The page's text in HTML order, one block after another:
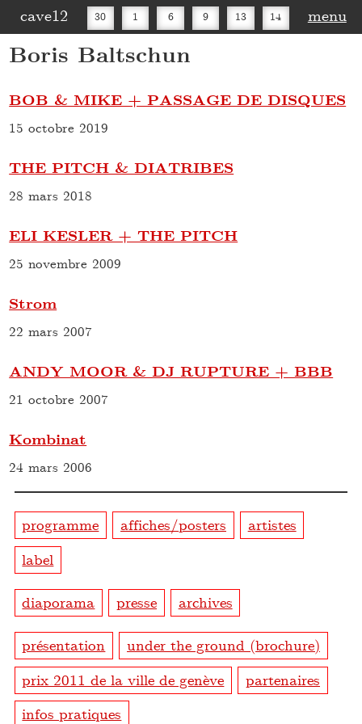
cave12 30 1 6 9 13 14 menu
Boris Baltschun
BOB & MIKE + PASSAGE DE DISQUES
15 octobre 2019
THE PITCH & DIATRIBES
28 mars 2018
ELI KESLER + THE PITCH
25 novembre 2009
Strom
22 mars 2007
ANDY MOOR & DJ RUPTURE + BBB
21 octobre 2007
Kombinat
24 mars 2006
programme affiches/posters
artistes
label
diaporama presse archives
présentation
under the ground (brochure)
prix 2011 de la ville de genève
partenaires
infos pratiques